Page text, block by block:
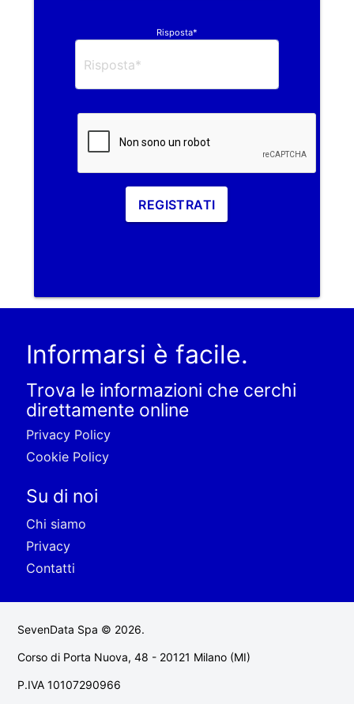
Risposta*
REGISTRATI
Informarsi è facile.
Trova le informazioni che cerchi
direttamente online
Privacy Policy
Cookie Policy
Su di noi
Chi siamo
Privacy
Contatti
SevenData Spa © 2026.
Corso di Porta Nuova, 48 - 20121 Milano (MI)
P.IVA 10107290966